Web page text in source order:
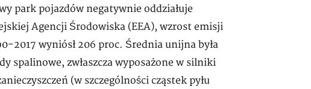
park pojazdów negatywnie oddziałuje
Agencji Środowiska (EEA), wzrost emisji
2017 wyniósł 206 proc. Średnia unijna była
spalinowe, zwłaszcza wyposażone w silniki
(w szczególności cząstek pyłu